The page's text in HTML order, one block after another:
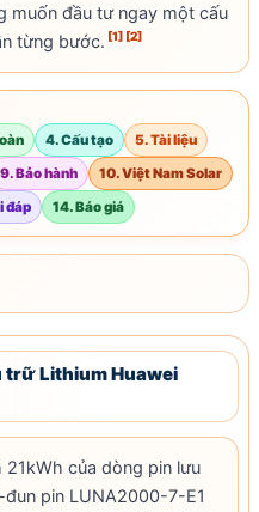
muốn đầu tư ngay một cấu
từng bước. [1] [2]
4. Cấu tạo
5. Tài liệu
9. Bảo hành
10. Việt Nam Solar
đáp 14. Báo giá
trữLithium Huawei
21kWh của dòng pin lưu
pin LUNA2000-7-E1